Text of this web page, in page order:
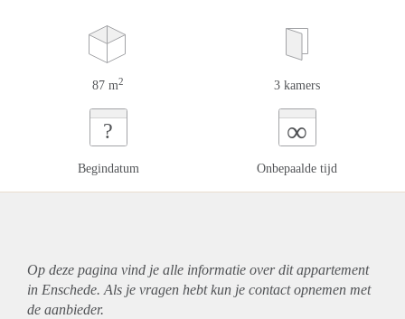
87 m2 3 kamers
?
Begindatum
∞
Onbepaalde tijd
Op deze pagina vind je alle informatie over ditappartement
in Enschede. Als je vragen hebt kun je contact opnemen met
de aanbieder.